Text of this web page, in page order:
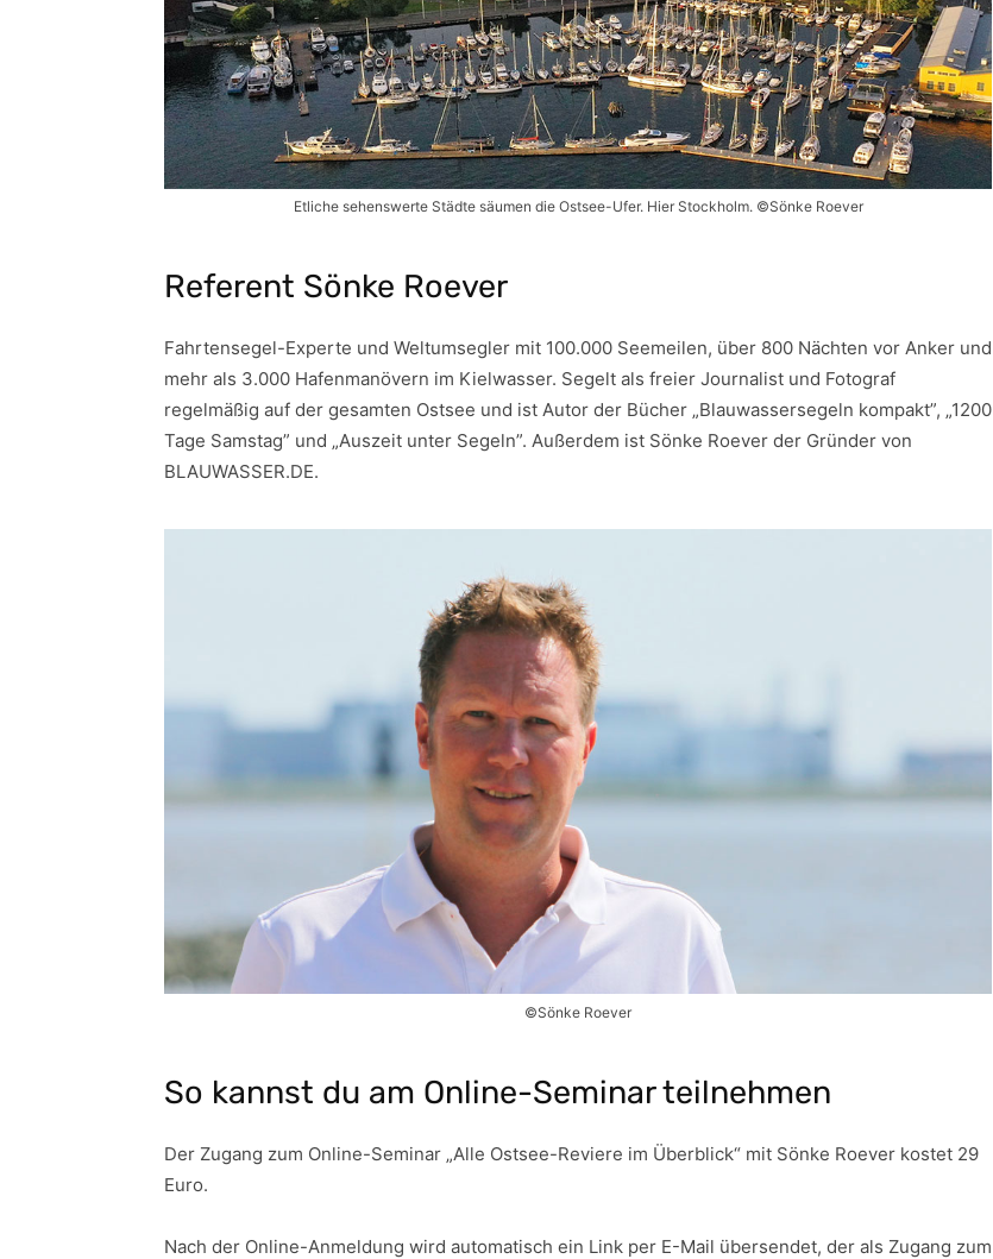
Etliche sehenswerte Städte säumen die Ostsee-Ufer. Hier Stockholm. ©Sönke Roever
Referent Sönke Roever
Fahrtensegel-Experte und Weltumsegler mit 100.000 Seemeilen, über 800 Nächten vor Anker und
mehr als 3.000 Hafenmanövern im Kielwasser. Segelt als freier Journalist und Fotograf
regelmäßig auf der gesamten Ostsee und ist Autor der Bücher „Blauwassersegeln kompakt”, „1200
Tage Samstag” und „Auszeit unter Segeln”. Außerdem ist Sönke Roever der Gründer von
BLAUWASSER.DE.
©Sönke Roever
So kannst du am Online-Seminar teilnehmen
Der Zugang zum Online-Seminar „Alle Ostsee-Reviere im Überblick“ mit Sönke Roever kostet 29
Euro.
Nach der Online-Anmeldung wird automatisch ein Link per E-Mail übersendet, der als Zugang zum